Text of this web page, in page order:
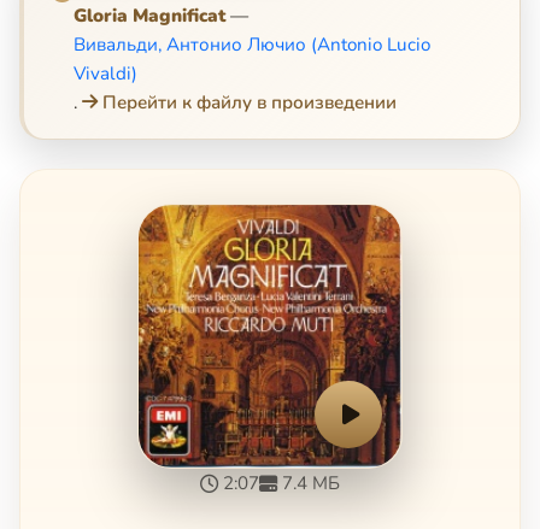
Gloria Magnificat—
Вивальди, Антонио Лючио (Antonio Lucio
Vivaldi)
.
Перейти к файлу в произведении
2:07 7.4 МБ